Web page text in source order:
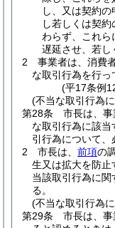
し、又は契約
し若しくは契
わらず、これら
遅延させ、若し
2
事業者は、消費
な取引行為を行っ
(平17条例
(不当な取引行為
第28条
市長は、
な取引行為に該
引行為について、
2
市長は、 前項の
生又は拡大を防止
当該取引行為に
る。
(不当な取引行為
第29条
市長は、